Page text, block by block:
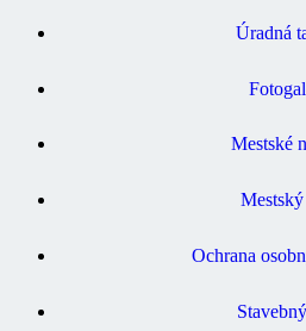
Úradná
Mestské
Ochrana